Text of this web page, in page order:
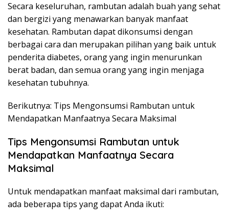
Secara keseluruhan, rambutan adalah buah yang sehat
dan bergizi yang menawarkan banyak manfaat
kesehatan. Rambutan dapat dikonsumsi dengan
berbagai cara dan merupakan pilihan yang baik untuk
penderita diabetes, orang yang ingin menurunkan
berat badan, dan semua orang yang ingin menjaga
kesehatan tubuhnya.
Berikutnya: Tips Mengonsumsi Rambutan untuk
Mendapatkan Manfaatnya Secara Maksimal
Tips Mengonsumsi Rambutan untuk
Mendapatkan Manfaatnya Secara
Maksimal
Untuk mendapatkan manfaat maksimal dari rambutan,
ada beberapa tips yang dapat Anda ikuti: